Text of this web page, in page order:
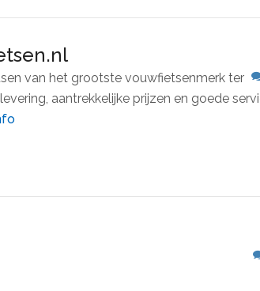
van het grootste vouwfietsenmerk ter
aantrekkelijke prijzen en goede